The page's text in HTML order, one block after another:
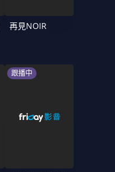
再見NOIR
跟播中